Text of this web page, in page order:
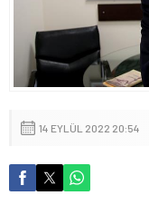
14 EYLÜL 2022 20:54